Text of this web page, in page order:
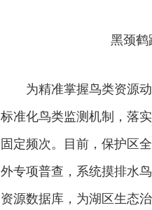
黑颈鹤
为精准掌握鸟类资源
标准化鸟类监测机制，落
固定频次。目前，保护区
外专项普查，系统摸排水
资源数据库，为湖区生态